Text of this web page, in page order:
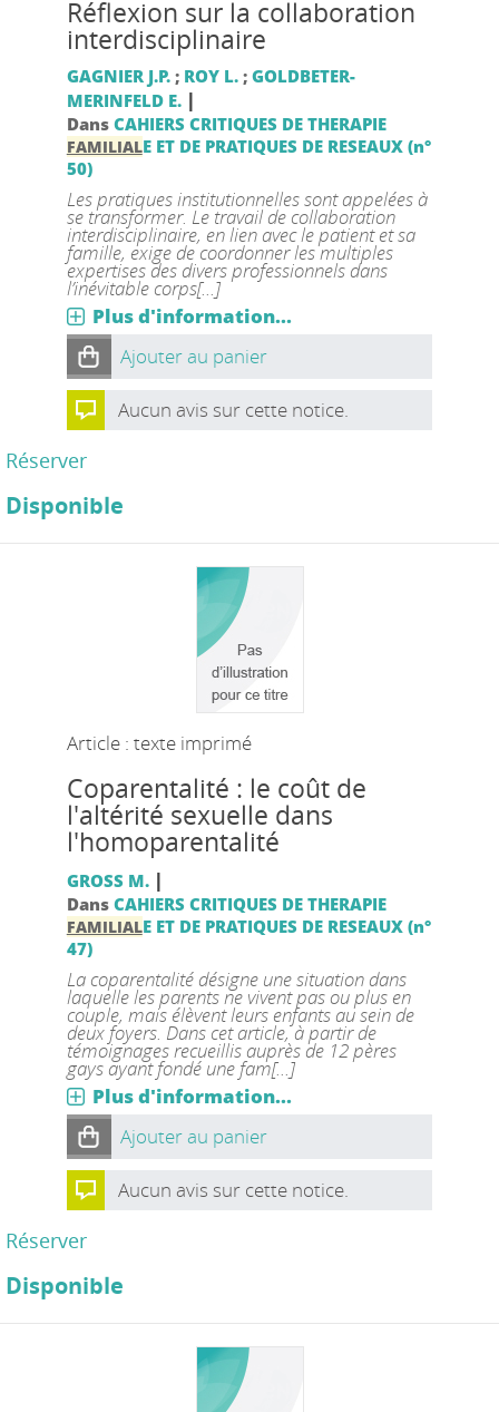
Réflexion sur la collaboration
interdisciplinaire
GAGNIER J.P.; ROY L.; GOLDBETER-
MERINFELD E. |
Dans CAHIERS CRITIQUES DE THERAPIE
FAMILIALE ET DE PRATIQUES DE RESEAUX (n°
50)
Les pratiques institutionnelles sont appelées à
se transformer. Le travail de collaboration
interdisciplinaire, en lien avec le patient et sa
famille, exige de coordonner les multiples
expertises des divers professionnels dans
l’inévitable corps[...]
Plus d'information...
Ajouter au panier
Aucun avis sur cette notice.
Réserver
Disponible
Article : texte imprimé
Coparentalité : le coût de
l'altérité sexuelle dans
l'homoparentalité
GROSS M. |
Dans CAHIERS CRITIQUES DE THERAPIE
FAMILIALE ET DE PRATIQUES DE RESEAUX (n°
47)
La coparentalité désigne une situation dans
laquelle les parents ne vivent pas ou plus en
couple, mais élèvent leurs enfants au sein de
deux foyers. Dans cet article, à partir de
témoignages recueillis auprès de 12 pères
gays ayant fondé une fam[...]
Plus d'information...
Ajouter au panier
Aucun avis sur cette notice.
Réserver
Disponible